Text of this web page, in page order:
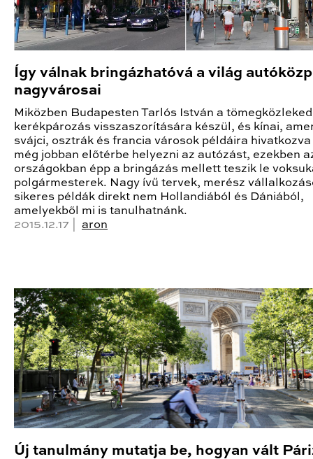
Így válnak bringázhatóvá a világ
nagyvárosai
Miközben Budapesten Tarlós István a
kerékpározás visszaszorítására készül, és kínai,
svájci, osztrák és francia városok példáira
még jobban előtérbe helyezni az autózást, ezekben
országokban épp a bringázás mellett teszik le
polgármesterek. Nagy ívű tervek, merész
sikeres példák direkt nem Hollandiából és Dániából,
amelyekből mi is tanulhatnánk.
2015.12.17 | aron
Új tanulmány mutatja be, hogyan vált